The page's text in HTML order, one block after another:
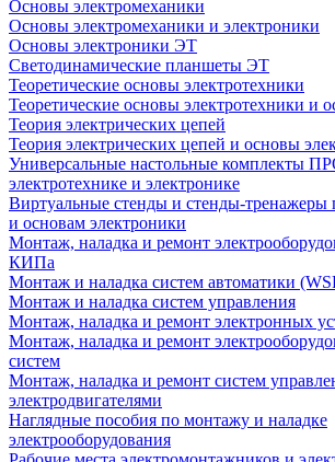
Основы электромеханики
Основы электромеханики и электроники
Основы электроники ЭТ
Светодинамические планшеты ЭТ
Теоретические основы электротехники
Теоретические основы электротехники и
Теория электрических цепей
Теория электрических цепей и основы
Универсальные настольные комплекты
электротехнике и электронике
Виртуальные стенды и стенды-тренажеры
и основам электроники
Монтаж, наладка и ремонт
КИПа
Монтаж и наладка систем автоматики
Монтаж и наладка систем управления
Монтаж, наладка и ремонт электронных
Монтаж, наладка и ремонт
систем
Монтаж, наладка и ремонт систем
электродвигателями
Наглядные пособия по монтажу и наладке
электрооборудования